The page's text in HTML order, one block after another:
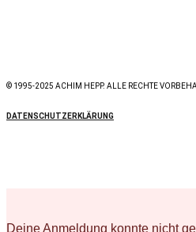
© 1995-2025 ACHIM HEPP. ALLE RECHTE
DATENSCHUTZERKLÄRUNG
Deine Anmeldung konnte nicht